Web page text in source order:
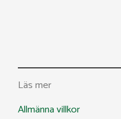
Läs mer
Allmänna villkor